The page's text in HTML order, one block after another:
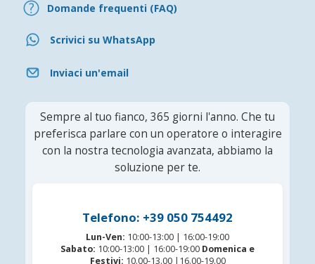
Domande frequenti (FAQ)
Scrivici su WhatsApp
Inviaci un'email
Sempre al tuo fianco, 365 giorni l'anno. Che tu
preferisca parlare con un operatore o interagire
con la nostra tecnologia avanzata, abbiamo la
soluzione per te.
Telefono: +39 050 754492
Lun-Ven: 10:00-13:00 | 16:00-19:00
Sabato: 10:00-13:00 | 16:00-19:00 Domenica e
Festivi: 10.00-13.00 |16.00-19.00